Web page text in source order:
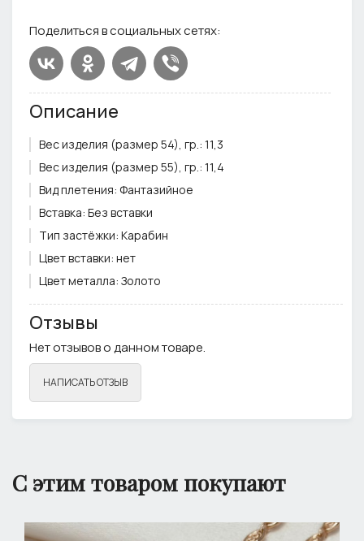
Поделиться в социальных сетях:
Описание
Вес изделия (размер 54), гр.: 11,3
Вес изделия (размер 55), гр.: 11,4
Вид плетения: Фантазийное
Вставка: Без вставки
Тип застёжки: Карабин
Цвет вставки: нет
Цвет металла: Золото
Ширина плетения, см.:0,4
Примечание:
Отзывы
Нет отзывов о данном товаре.
НАПИСАТЬ ОТЗЫВ
С этим товаром покупают